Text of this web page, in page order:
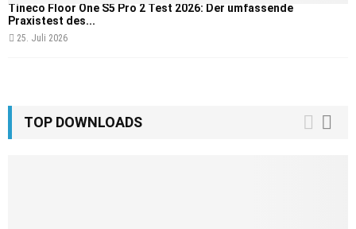
Tineco Floor One S5 Pro 2 Test 2026: Der umfassende
Praxistest des...
25. Juli 2026
TOP DOWNLOADS